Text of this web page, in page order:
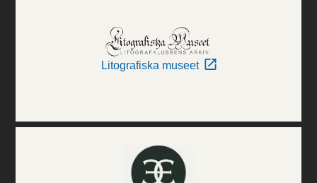
Litografiska museet